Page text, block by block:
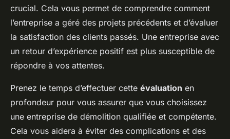
crucial. Cela vous permet de comprendre comment
l’entreprise a géré des projets précédents et d’évaluer
la satisfaction des clients passés. Une entreprise avec
un retour d’expérience positif est plus susceptible de
répondre à vos attentes.
Prenez le temps d’effectuer cette évaluation en
profondeur pour vous assurer que vous choisissez
une entreprise de démolition qualifiée et compétente.
Cela vous aidera à éviter des complications et des